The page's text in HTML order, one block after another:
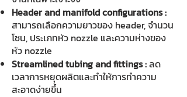
Header and manifold configurations :
สามารถเลือกความยาวของ header, จำนวน
โซน, ประเภทหัว nozzle และความห่างของ
หัว nozzle
Streamlined tubing and fittings :ลด
เวลาการหยุดผลิตและทำให้การทำความ
สะอาดง่ายขึ้น